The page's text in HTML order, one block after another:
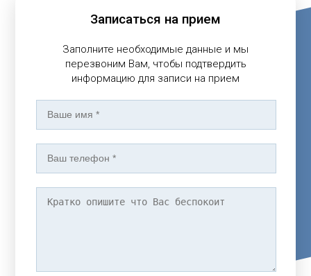
Записаться на прием
Заполните необходимые данные и мы
перезвоним Вам, чтобы подтвердить
информацию для записи на прием